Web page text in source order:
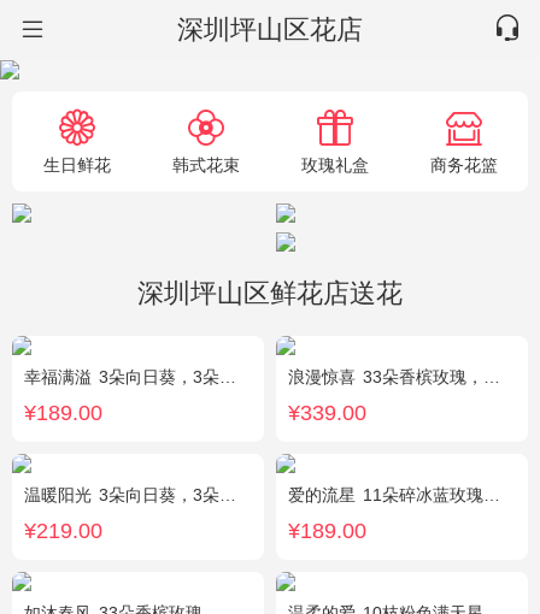
深圳坪山区花店
生日鲜花 韩式花束 玫瑰礼盒 商务花篮
深圳坪山区鲜花店送花
幸福满溢 3朵向日葵，3朵香槟玫瑰，配花、绿叶搭配
¥189.00
浪漫惊喜 33朵香槟玫瑰，白桔梗、尤加利间插
¥339.00
温暖阳光 3朵向日葵，3朵香槟玫瑰，1枝多头白百合，配花、配草搭配
¥219.00
爱的流星 11朵碎冰蓝玫瑰，尤加利绿叶搭配
¥189.00